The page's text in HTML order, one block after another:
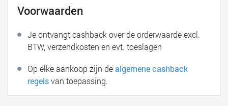
Voorwaarden
Je ontvangt cashback over de orderwaarde excl.
BTW, verzendkosten en evt. toeslagen
Op elke aankoop zijn dealgemene cashback
regelsvan toepassing.